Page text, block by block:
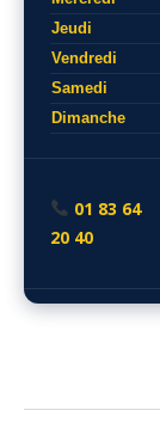
Jeudi
Vendredi
Samedi
Dimanche
01 83 64
20 40